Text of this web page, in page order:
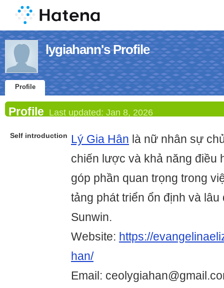
lygiahann's Profile
Profile
Profile Last updated: Jan 8, 2026
Self introduction Lý Gia Hân là nữ nhân sự
chiến lược và khả năng điều
góp phần quan trọng trong
tảng phát triển ổn định và
Sunwin.
Website: https://
han/
Email: